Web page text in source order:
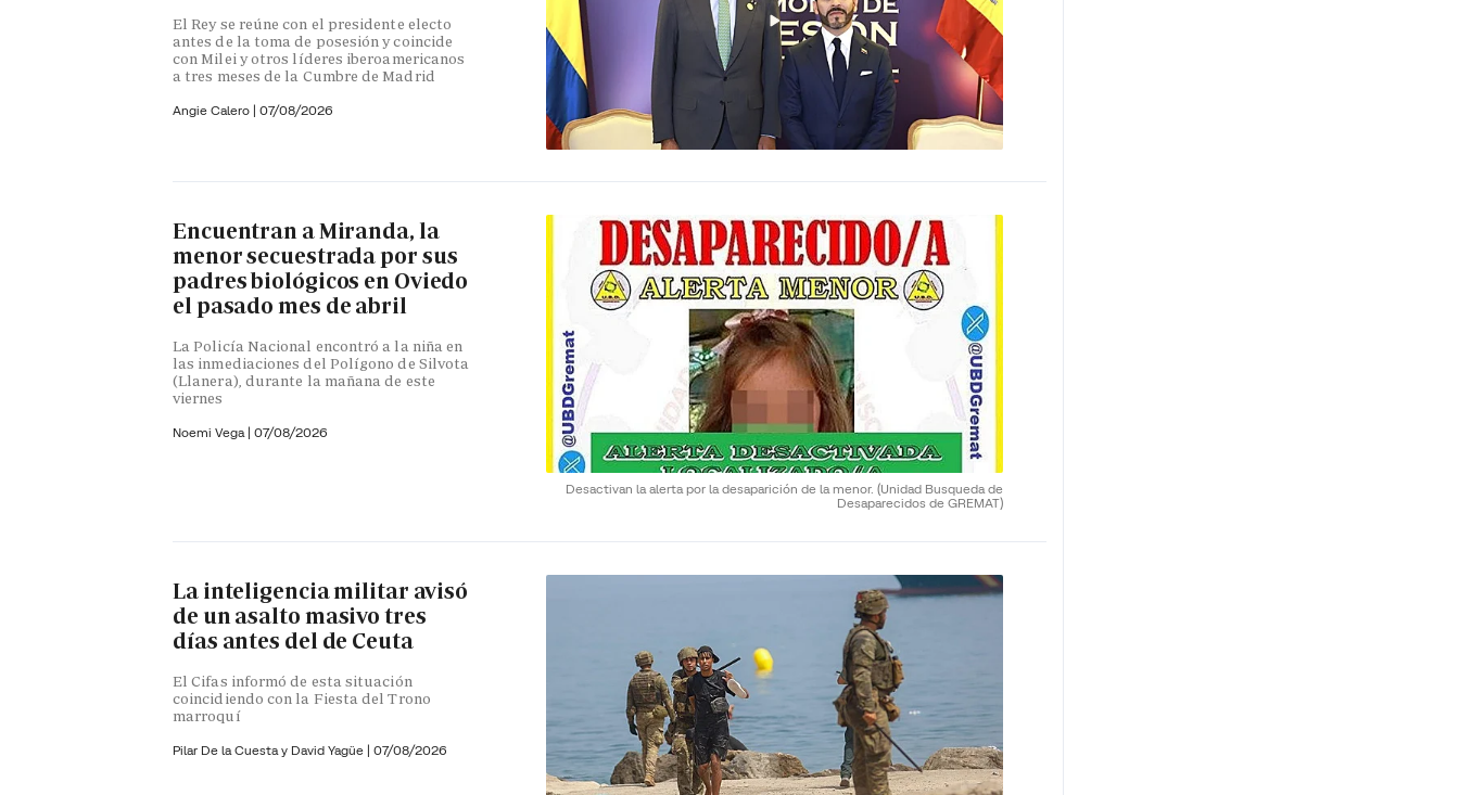
El Rey se reúne con el presidente electo
antes de la toma de posesión y coincide
con Milei y otros líderes iberoamericanos
a tres meses de la Cumbre de Madrid
Angie Calero | 07/08/2026
Desactivan la alerta por la desaparición de la menor. (Unidad Busqueda de
Desaparecidos de GREMAT)
Encuentran a Miranda, la
menor secuestrada por sus
padres biológicos en Oviedo
el pasado mes de abril
La Policía Nacional encontró a la niña en
las inmediaciones del Polígono de Silvota
(Llanera), durante la mañana de este
viernes
Noemi Vega | 07/08/2026
La inteligencia militar avisó
de un asalto masivo tres
días antes del de Ceuta
El Cifas informó de esta situación
coincidiendo con la Fiesta del Trono
marroquí
Pilar De la Cuesta y David Yagüe | 07/08/2026